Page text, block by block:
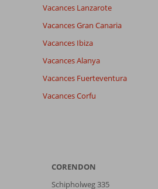
Vacances Lanzarote
Vacances Gran Canaria
Vacances Ibiza
Vacances Alanya
Vacances Fuerteventura
Vacances Corfu
CORENDON
Schipholweg 335